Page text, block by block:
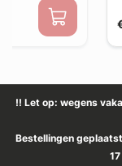
!! Let op: wegens
Bestellingen